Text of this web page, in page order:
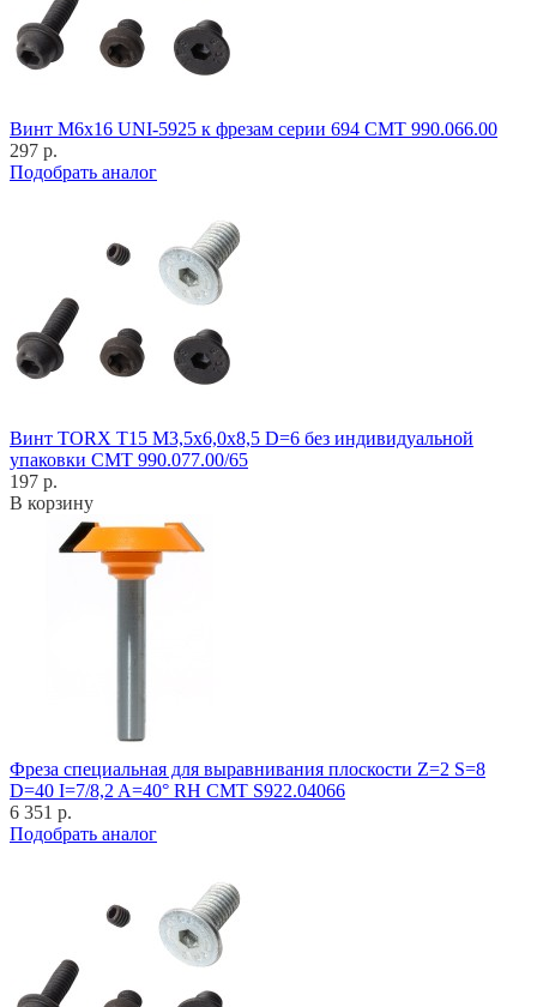
Винт M6x16 UNI-5925 к фрезам серии 694 CMT 990.066.00
297 р.
Подобрать аналог
Винт TORX T15 M3,5x6,0x8,5 D=6 без индивидуальной
упаковки CMT 990.077.00/65
197 р.
В корзину
Фреза специальная для выравнивания плоскости Z=2 S=8
D=40 I=7/8,2 A=40° RH CMT S922.04066
6 351 р.
Подобрать аналог